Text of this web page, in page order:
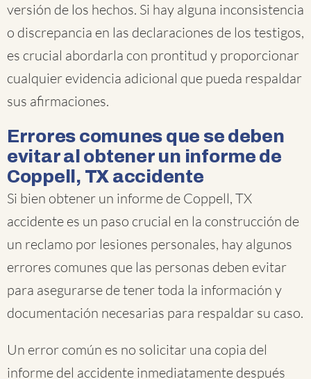
versión de los hechos. Si hay alguna inconsistencia
o discrepancia en las declaraciones de los testigos,
es crucial abordarla con prontitud y proporcionar
cualquier evidencia adicional que pueda respaldar
sus afirmaciones.
Errores comunes que se deben
evitar al obtener un informe de
Coppell, TX accidente
Si bien obtener un informe de Coppell, TX
accidente es un paso crucial en la construcción de
un reclamo por lesiones personales, hay algunos
errores comunes que las personas deben evitar
para asegurarse de tener toda la información y
documentación necesarias para respaldar su caso.
Un error común es no solicitar una copia del
informe del accidente inmediatamente después